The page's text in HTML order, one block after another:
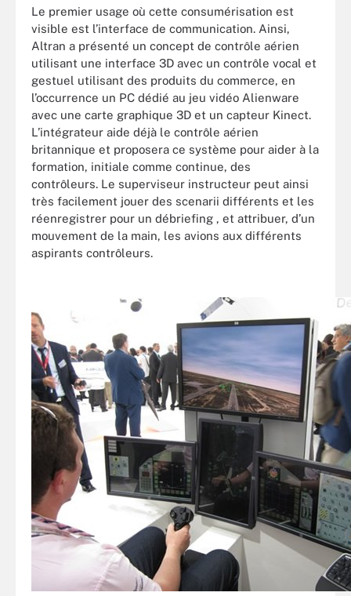
Le premier usage où cette consumérisation est
visible est l’interface de communication. Ainsi,
Altran a présenté un concept de contrôle aérien
utilisant une interface 3D avec un contrôle vocal et
gestuel utilisant des produits du commerce, en
l’occurrence un PC dédié au jeu vidéo Alienware
avec une carte graphique 3D et un capteur Kinect.
L’intégrateur aide déjà le contrôle aérien
britannique et proposera ce système pour aider à la
formation, initiale comme continue, des
contrôleurs. Le superviseur instructeur peut ainsi
très facilement jouer des scenarii différents et les
réenregistrer pour un débriefing , et attribuer, d’un
mouvement de la main, les avions aux différents
aspirants contrôleurs.